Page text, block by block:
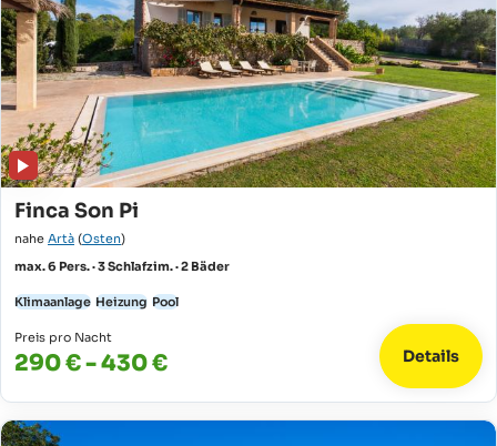
Finca Son Pi
nahe Artà (Osten)
max. 6 Pers. · 3 Schlafzim. · 2 Bäder
Klimaanlage Heizung Pool
Preis pro Nacht
290 € - 430 € Details